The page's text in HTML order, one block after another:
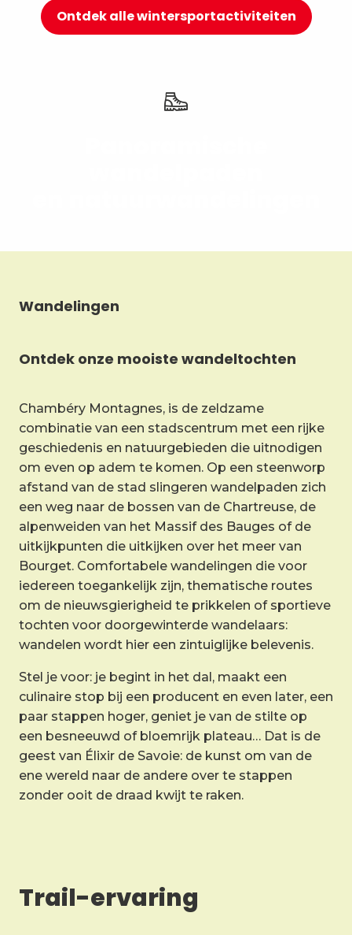
Ontdek alle wintersportactiviteiten
Wandelingen
Ontdek onze mooiste wandeltochten
Chambéry Montagnes, is de zeldzame
combinatie van een stadscentrum met een rijke
geschiedenis en natuurgebieden die uitnodigen
om even op adem te komen. Op een steenworp
afstand van de stad slingeren wandelpaden zich
een weg naar de bossen van de Chartreuse, de
alpenweiden van het Massif des Bauges of de
uitkijkpunten die uitkijken over het meer van
Bourget. Comfortabele wandelingen die voor
iedereen toegankelijk zijn, thematische routes
om de nieuwsgierigheid te prikkelen of sportieve
tochten voor doorgewinterde wandelaars:
wandelen wordt hier een zintuiglijke belevenis.
Stel je voor: je begint in het dal, maakt een
culinaire stop bij een producent en even later, een
paar stappen hoger, geniet je van de stilte op
een besneeuwd of bloemrijk plateau… Dat is de
geest van Élixir de Savoie: de kunst om van de
ene wereld naar de andere over te stappen
zonder ooit de draad kwijt te raken.
Trail-ervaring